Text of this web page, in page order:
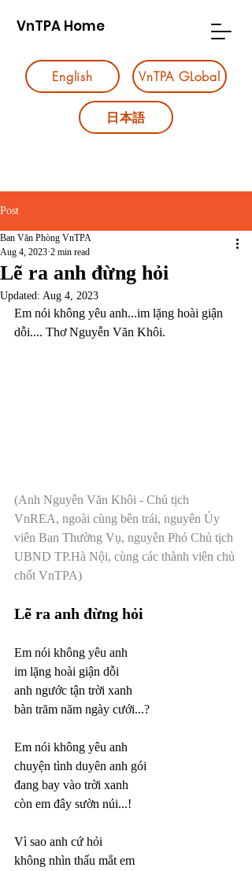
VnTPA Home
English VnTPA GLobal
日本語
Post
Lẽ ra anh đừng hỏi
Ban Văn Phòng VnTPA
Aug 4, 2023 2 min read
Updated: Aug 4, 2023
Em nói không yêu anh...im lặng hoài giận
dỗi.... Thơ Nguyễn Văn Khôi.
(Anh Nguyễn Văn Khôi - Chủ tịch
VnREA, ngoài cùng bên trái, nguyên Ủy
viên Ban Thường Vụ, nguyên Phó Chủ tịch
UBND TP.Hà Nội, cùng các thành viên chủ
chốt VnTPA)
Lẽ ra anh đừng hỏi
Em nói không yêu anh
im lặng hoài giận dỗi
anh ngước tận trời xanh
bàn trăm năm ngày cưới...?
Em nói không yêu anh
chuyện tình duyên anh gói
đang bay vào trời xanh
còn em đây sườn núi...!
Vì sao anh cứ hỏi
không nhìn thấu mắt em